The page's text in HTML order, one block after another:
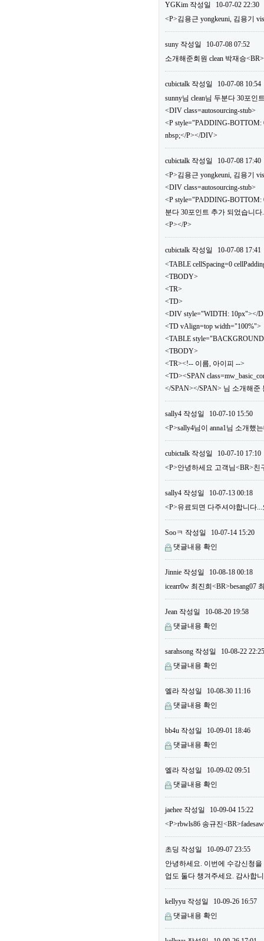
YGKim 작성일
10-07-02 22:30
<P>김용근 yongkeuni, 김용기
suny 작성일
10-07-08 07:52
소개해준회원 clean 박재승
cubictalk 작성일
10-07-08 10:54
sunny님 clean님 두분다 30포
<DIV class=autosourcing-stub>
<P style="PADDING-
nbsp;</P></DIV>
cubictalk 작성일
10-07-08 17:40
<P>김용근 yongkeuni, 김용기
<DIV class=autosourcing-stub>
<P style="PADDING-
분다 30포인트 추가 되었습니
<P></P>
cubictalk 작성일
10-07-08 17:41
<TABLE cellSpacing=0
<TBODY>
<TR>
<TD>
<DIV style="WIDTH: 10px"></
<TD vAlign=top width="100%">
<TABLE style="BACKGROUND:
<TBODY>
<TR><!-- 이름, 아이피 -->
<TD><SPAN
</SPAN></SPAN> 님 소개해
sally4 작성일
10-07-10 15:50
<P>sally4님이 anna1님 소개했
cubictalk 작성일
10-07-10 17:10
<P>안녕하세요 고객님<BR>친
sally4 작성일
10-07-13 00:18
<P>유료되면 다주셔야합니다
Sooㅋ 작성일
10-07-14 15:20
댓글내용 확인
Jinnie 작성일
10-08-18 00:18
icearr0w 최진희<BR>besang07
Jean 작성일
10-08-20 19:58
댓글내용 확인
sarahsong 작성일
10-08-22 22:25
댓글내용 확인
엘라 작성일
10-08-30 11:16
댓글내용 확인
bb4u 작성일
10-09-01 18:46
댓글내용 확인
엘라 작성일
10-09-02 09:51
댓글내용 확인
jaehee 작성일
10-09-04 15:22
<P>rbwls86 송규진
초딩 작성일
10-09-07 23:55
안녕하세요. 이번에 수강신청
업도 둘다 챙겨주세요. 감사합
kellyyu 작성일
10-09-26 16:57
댓글내용 확인